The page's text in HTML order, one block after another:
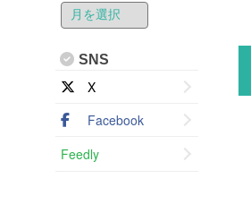
SNS
X
Facebook
Feedly